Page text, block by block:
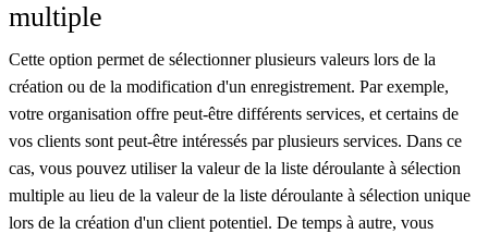
multiple
Cette option permet de sélectionner plusieurs valeurs lors de la
création ou de la modification d'un enregistrement. Par exemple,
votre organisation offre peut-être différents services, et certains de
vos clients sont peut-être intéressés par plusieurs services. Dans ce
cas, vous pouvez utiliser la valeur de la liste déroulante à sélection
multiple au lieu de la valeur de la liste déroulante à sélection unique
lors de la création d'un client potentiel. De temps à autre, vous